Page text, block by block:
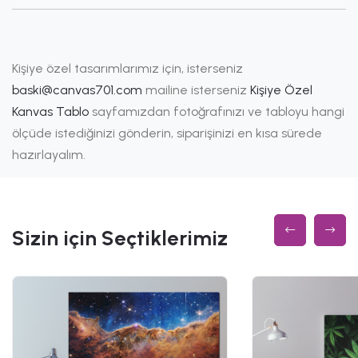
Kişiye özel tasarımlarımız için, isterseniz
baski@canvas701.com mailine isterseniz Kişiye Özel
Kanvas Tablo sayfamızdan fotoğrafınızı ve tabloyu hangi
ölçüde istediğinizi gönderin, siparişinizi en kısa sürede
hazırlayalım.
Sizin için Seçtiklerimiz